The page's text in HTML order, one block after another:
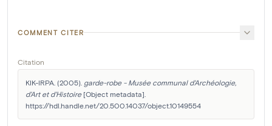
COMMENT CITER
Citation
KIK-IRPA. (2005). garde-robe - Musée communal d'Archéologie,
d'Art et d'Histoire [Object metadata].
https://hdl.handle.net/20.500.14037/object.10149554